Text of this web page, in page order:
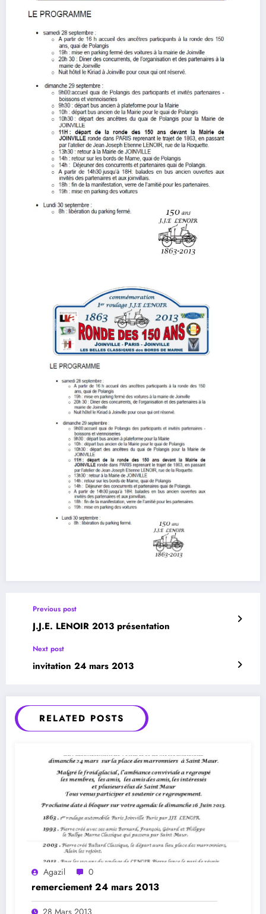
Previous post
J.J.E. LENOIR 2013 présentation
Next post
invitation 24 mars 2013
RELATED POSTS
Agazil 0
remerciement 24 mars 2013
28 Mars 2013